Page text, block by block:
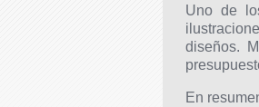
Uno de
diseños.
En